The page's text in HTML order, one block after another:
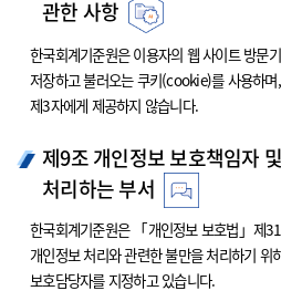
관한 사항
한국회계기준원은 이용자의 웹 사이트 방문
저장하고 불러오는 쿠키(cookie)를 사용하
제3자에게 제공하지 않습니다.
제9조 개인정보 보호책임자
처리하는 부서
한국회계기준원은 「개인정보 보호법」제
개인정보 처리와 관련한 불만을 처리하기 위
보호담당자를 지정하고 있습니다.